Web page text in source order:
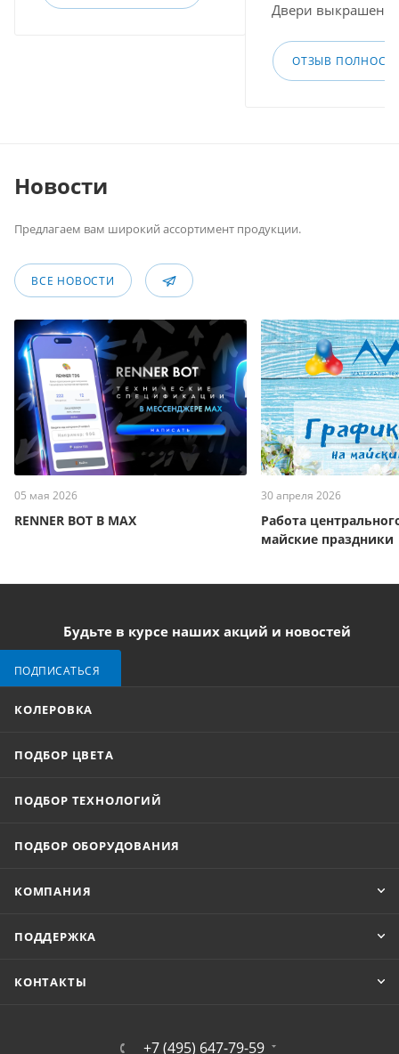
Двери выкрашены
ОТЗЫВ
Новости
Предлагаем вам широкий ассортимент продукции.
ВСЕ НОВОСТИ
05 мая 2026
RENNER BOT В MAX
30 апреля 2026
Работа
майские праздники
Будьте в курсе наших акций и новостей
ПОДПИСАТЬСЯ
КОЛЕРОВКА
ПОДБОР ЦВЕТА
ПОДБОР ТЕХНОЛОГИЙ
ПОДБОР ОБОРУДОВАНИЯ
КОМПАНИЯ
ПОДДЕРЖКА
КОНТАКТЫ
+7 (495) 647-79-59